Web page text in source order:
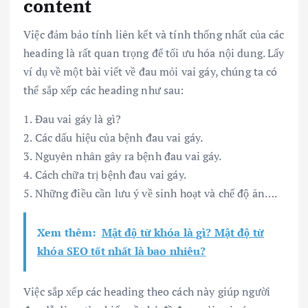
content
Việc đảm bảo tính liên kết và tính thống nhất của các
heading là rất quan trọng để tối ưu hóa nội dung. Lấy
ví dụ về một bài viết về đau mỏi vai gáy, chúng ta có
thể sắp xếp các heading như sau:
1. Đau vai gáy là gì?
2. Các dấu hiệu của bệnh đau vai gáy.
3. Nguyên nhân gây ra bệnh đau vai gáy.
4. Cách chữa trị bệnh đau vai gáy.
5. Những điều cần lưu ý về sinh hoạt và chế độ ăn….
Xem thêm: Mật độ từ khóa là gì? Mật độ từ
khóa SEO tốt nhất là bao nhiêu?
Việc sắp xếp các heading theo cách này giúp người